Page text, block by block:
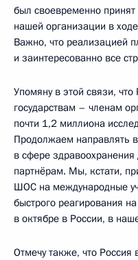
был своевременно
нашей организации в
Важно, что реализацией
и заинтересованно все
Упомяну в этой связи,
государствам – членам
почти 1,2 миллиона
Продолжаем направлять
в сфере
партнёрам. Мы, кстати,
ШОС на международные
быстрого реагирования
в октябре в России, в
Отмечу также, что Россия